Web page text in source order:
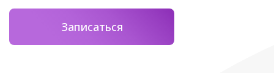
Записаться